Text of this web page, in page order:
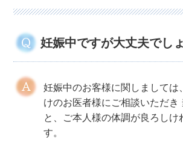
妊娠中ですが大丈夫でし
妊娠中のお客様に関しましては
けのお医者様にご相談いただき
と、ご本人様の体調が良ろしけ
す。